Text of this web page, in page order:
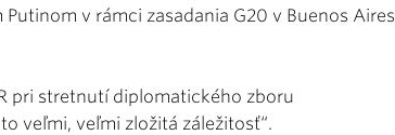
v rámci zasadania G20 v Buenos Aires
pri stretnutí diplomatického zboru
veľmi, veľmi zložitá záležitosť“.